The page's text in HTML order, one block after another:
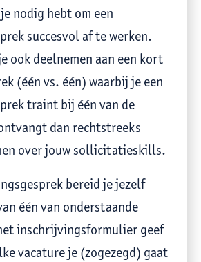
nodig hebt om een
succesvol af te werken.
ook deelnemen aan een kort
(één vs. één) waarbij je een
traint bij één van de
dan rechtstreeks
over jouw sollicitatieskills.
bereid je jezelf
één van onderstaande
inschrijvingsformulier geef
vacature je (zogezegd) gaat